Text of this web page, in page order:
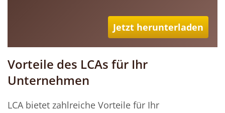
Jetzt herunterladen
Vorteile des LCAs für Ihr
Unternehmen
LCA bietet zahlreiche Vorteile für Ihr